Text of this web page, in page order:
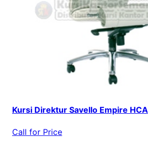
Kursi Direktur Savello Empire HCA
Call for Price